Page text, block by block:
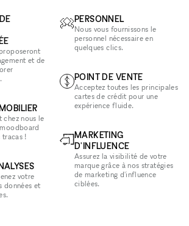
et de
chez nous le
tracas !
votre
données et
PERSONNEL
Nous vous fournissons le
personnel nécessaire en
quelques clics.
POINT DE VENTE
Acceptez toutes les principales
cartes de crédit pour une
expérience fluide.
MARKETING
D'INFLUENCE
Assurez la visibilité de votre
marque grâce à nos stratégies
de marketing d'influence
ciblées.